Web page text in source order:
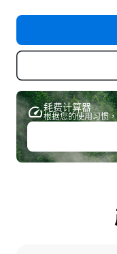
耗费计算器
根据您的使用习惯